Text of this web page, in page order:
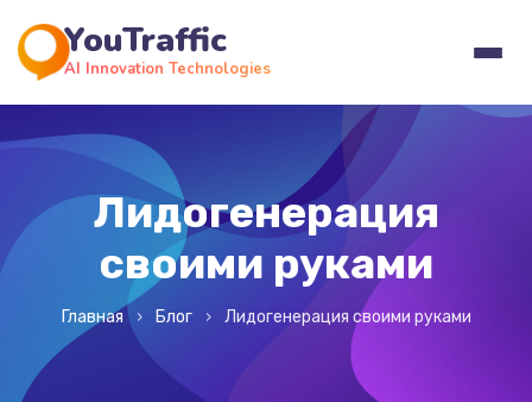
YouTraffic
AI Innovation Technologies
Лидогенерация
своими руками
Главная Блог Лидогенерация своими руками